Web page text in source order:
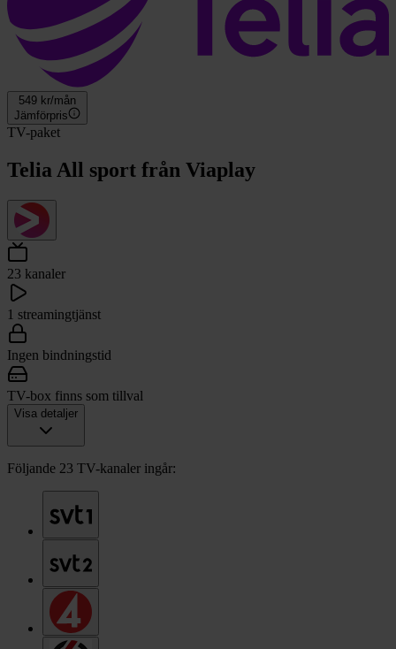
549 kr/mån
Jämförpris
TV-paket
Telia All sport från Viaplay
23 kanaler
1 streamingtjänst
Ingen bindningstid
TV-box finns som tillval
Visa detaljer
Följande 23 TV-kanaler ingår: